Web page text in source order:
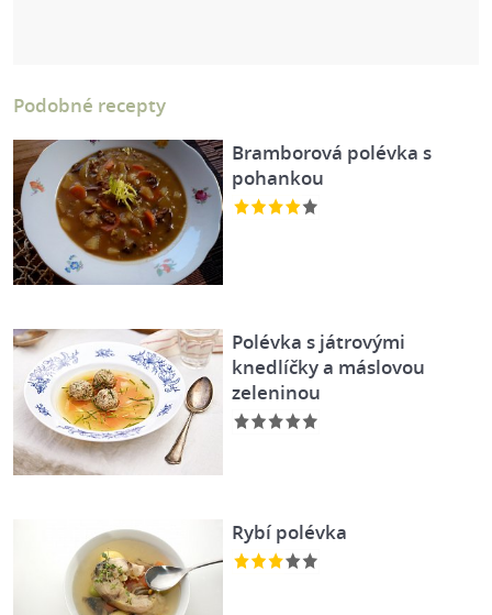
Podobné recepty
Bramborová polévka s
pohankou
Polévka s játrovými
knedlíčky a máslovou
zeleninou
Rybí polévka